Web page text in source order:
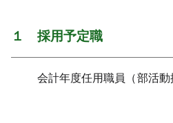
１ 採用予定職
会計年度任用職員（部活動